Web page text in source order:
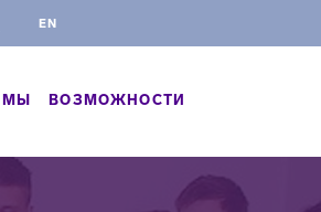
EN
ВОЗМОЖНОСТИ